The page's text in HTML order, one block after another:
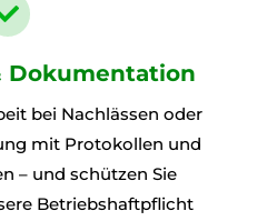
Dokumentation
bei Nachlässen oder
mit Protokollen und
– und schützen Sie
Betriebshaftpflicht